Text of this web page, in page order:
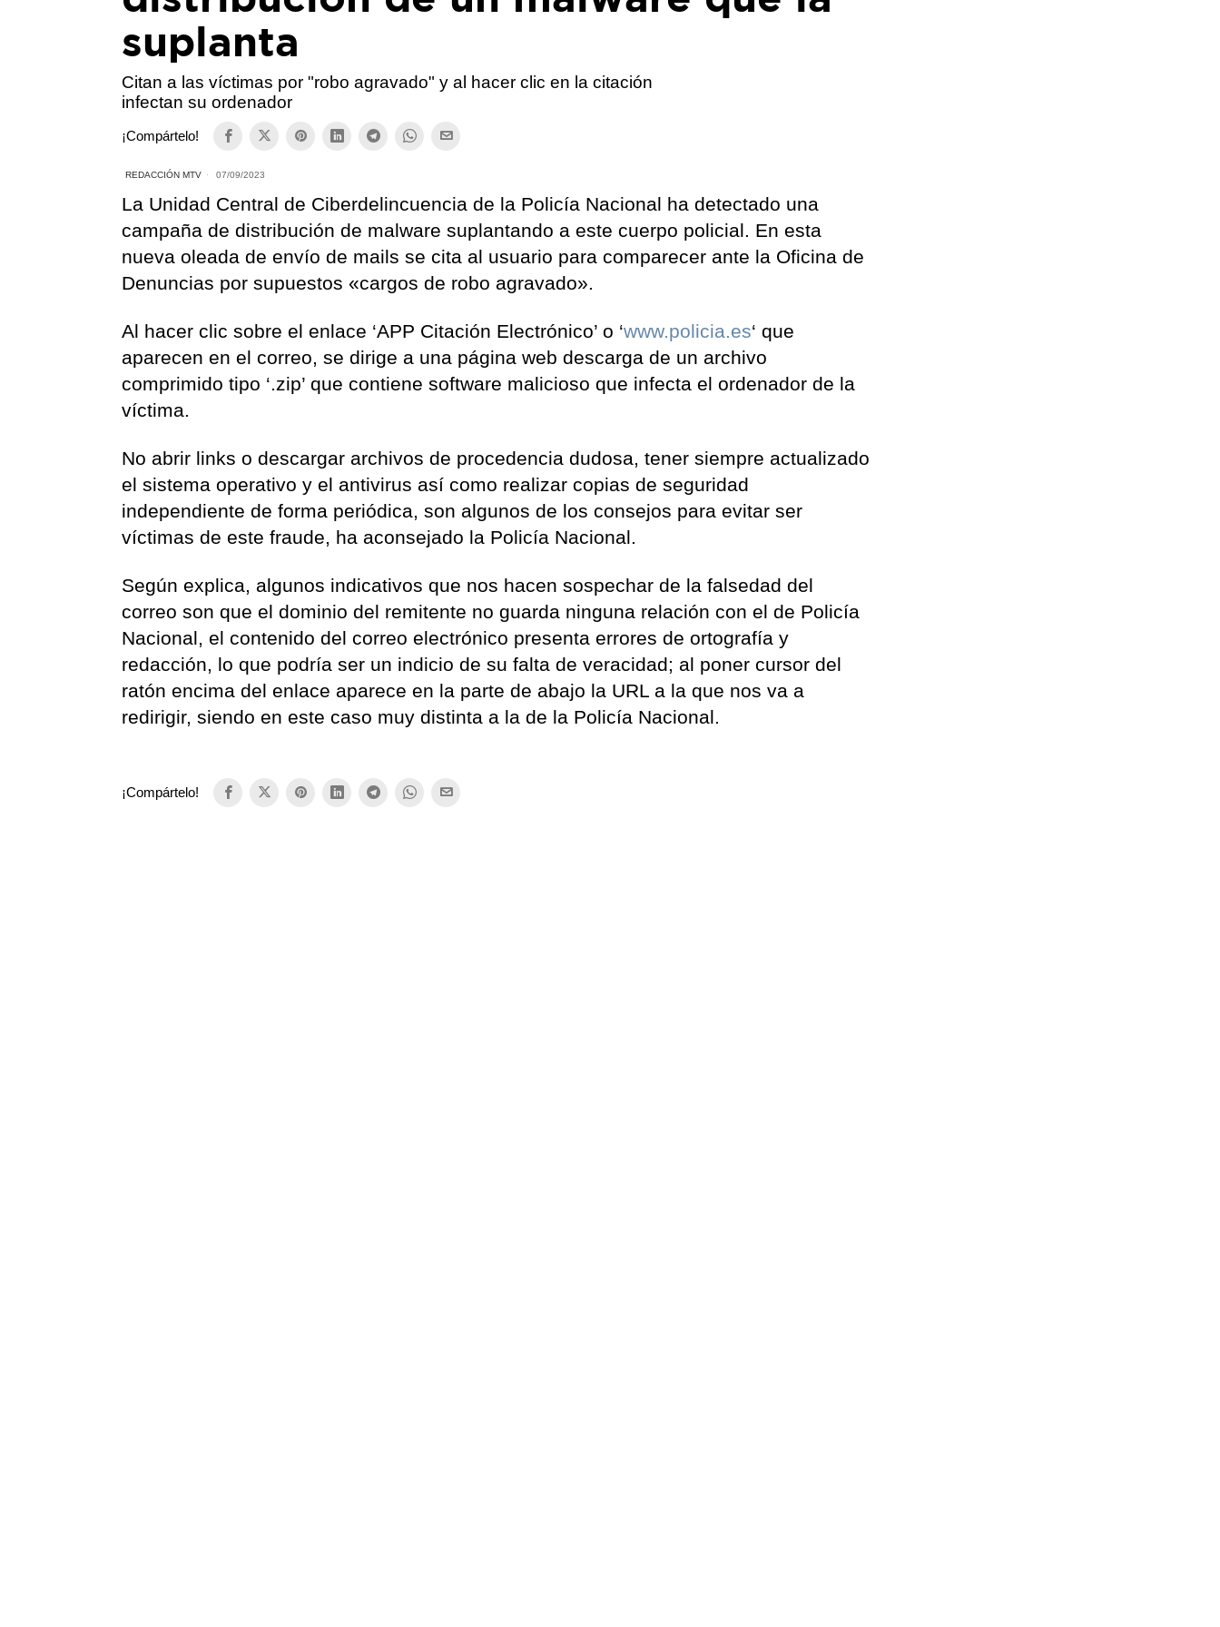
suplanta
Citan a las víctimas por "robo agravado" y al hacer clic en la citación
infectan su ordenador
¡Compártelo!
REDACCIÓN MTV 07/09/2023
La Unidad Central de Ciberdelincuencia de la Policía Nacional ha detectado una
campaña de distribución de malware suplantando a este cuerpo policial. En esta
nueva oleada de envío de mails se cita al usuario para comparecer ante la Oficina de
Denuncias por supuestos «cargos de robo agravado».
Al hacer clic sobre el enlace ‘APP Citación Electrónico’ o ‘www.policia.es‘ que
aparecen en el correo, se dirige a una página web descarga de un archivo
comprimido tipo ‘.zip’ que contiene software malicioso que infecta el ordenador de la
víctima.
No abrir links o descargar archivos de procedencia dudosa, tener siempre actualizado
el sistema operativo y el antivirus así como realizar copias de seguridad
independiente de forma periódica, son algunos de los consejos para evitar ser
víctimas de este fraude, ha aconsejado la Policía Nacional.
Según explica, algunos indicativos que nos hacen sospechar de la falsedad del
correo son que el dominio del remitente no guarda ninguna relación con el de Policía
Nacional, el contenido del correo electrónico presenta errores de ortografía y
redacción, lo que podría ser un indicio de su falta de veracidad; al poner cursor del
ratón encima del enlace aparece en la parte de abajo la URL a la que nos va a
redirigir, siendo en este caso muy distinta a la de la Policía Nacional.
¡Compártelo!